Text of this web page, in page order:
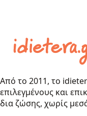
Από το 2011, το
επιλεγμένους και
δια ζώσης, χωρίς